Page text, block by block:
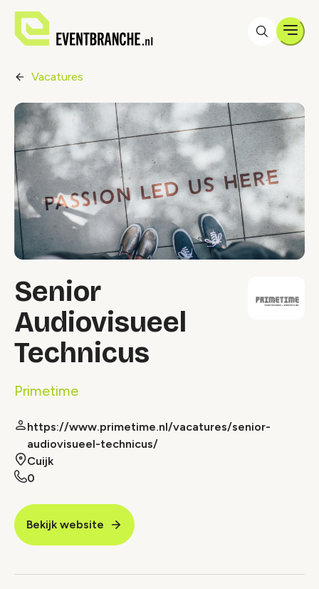
Vacatures
Senior
Audiovisueel
Technicus
Primetime
https://www.primetime.nl/vacatures/senior-
audiovisueel-technicus/
Cuijk
0
Bekijk website